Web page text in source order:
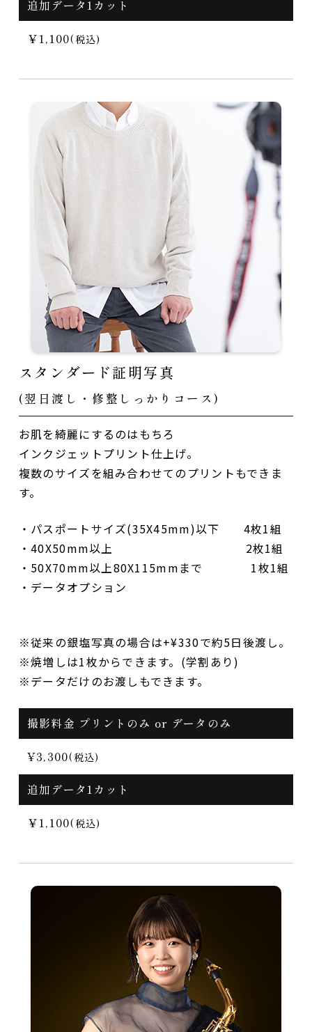
追加データ1カット
￥1,100(税込)
スタンダード証明写真
(翌日渡し・修整しっかりコース)
お肌を綺麗にするのはもちろ
インクジェットプリント仕上げ。
複数のサイズを組み合わせてのプリントもできま
す。
・パスポートサイズ(35X45mm)以下 4枚1組
・40X50mm以上 2枚1組
・50X70mm以上80X115mmまで 1枚1組
・データオプション
※従来の銀塩写真の場合は+¥330で約5日後渡し。
※焼増しは1枚からできます。(学割あり)
※データだけのお渡しもできます。
撮影料金 プリントのみ or データのみ
¥3,300(税込)
追加データ1カット
￥1,100(税込)